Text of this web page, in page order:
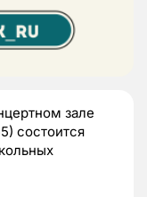
зале
состоится